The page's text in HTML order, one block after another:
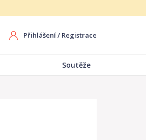
Přihlášení/ Registrace
Soutěže